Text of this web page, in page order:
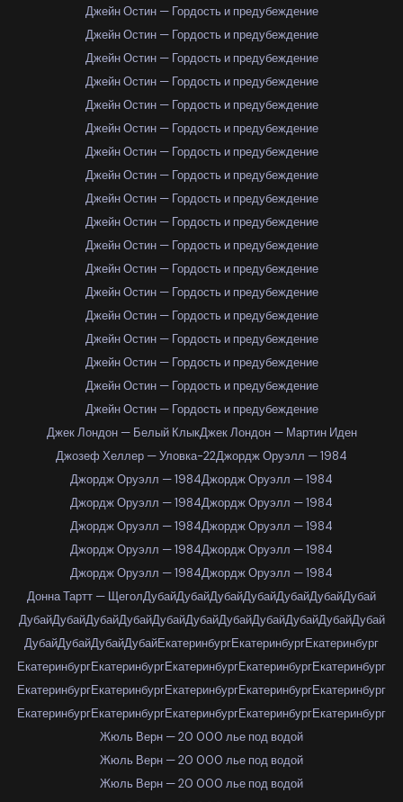
Джейн Остин — Гордость и предубеждение
Джейн Остин — Гордость и предубеждение
Джейн Остин — Гордость и предубеждение
Джейн Остин — Гордость и предубеждение
Джейн Остин — Гордость и предубеждение
Джейн Остин — Гордость и предубеждение
Джейн Остин — Гордость и предубеждение
Джейн Остин — Гордость и предубеждение
Джейн Остин — Гордость и предубеждение
Джейн Остин — Гордость и предубеждение
Джейн Остин — Гордость и предубеждение
Джейн Остин — Гордость и предубеждение
Джейн Остин — Гордость и предубеждение
Джейн Остин — Гордость и предубеждение
Джейн Остин — Гордость и предубеждение
Джейн Остин — Гордость и предубеждение
Джейн Остин — Гордость и предубеждение
Джейн Остин — Гордость и предубеждение
Джек Лондон — Белый КлыкДжек Лондон — Мартин Иден
Джозеф Хеллер — Уловка-22Джордж Оруэлл — 1984
Джордж Оруэлл — 1984Джордж Оруэлл — 1984
Джордж Оруэлл — 1984Джордж Оруэлл — 1984
Джордж Оруэлл — 1984Джордж Оруэлл — 1984
Джордж Оруэлл — 1984Джордж Оруэлл — 1984
Джордж Оруэлл — 1984Джордж Оруэлл — 1984
Донна Тартт — ЩеголДубайДубайДубайДубайДубайДубайДубай
ДубайДубайДубайДубайДубайДубайДубайДубайДубайДубайДубай
ДубайДубайДубайДубайЕкатеринбургЕкатеринбургЕкатеринбург
ЕкатеринбургЕкатеринбургЕкатеринбургЕкатеринбургЕкатеринбург
ЕкатеринбургЕкатеринбургЕкатеринбургЕкатеринбургЕкатеринбург
ЕкатеринбургЕкатеринбургЕкатеринбургЕкатеринбургЕкатеринбург
Жюль Верн — 20 000 лье под водой
Жюль Верн — 20 000 лье под водой
Жюль Верн — 20 000 лье под водой